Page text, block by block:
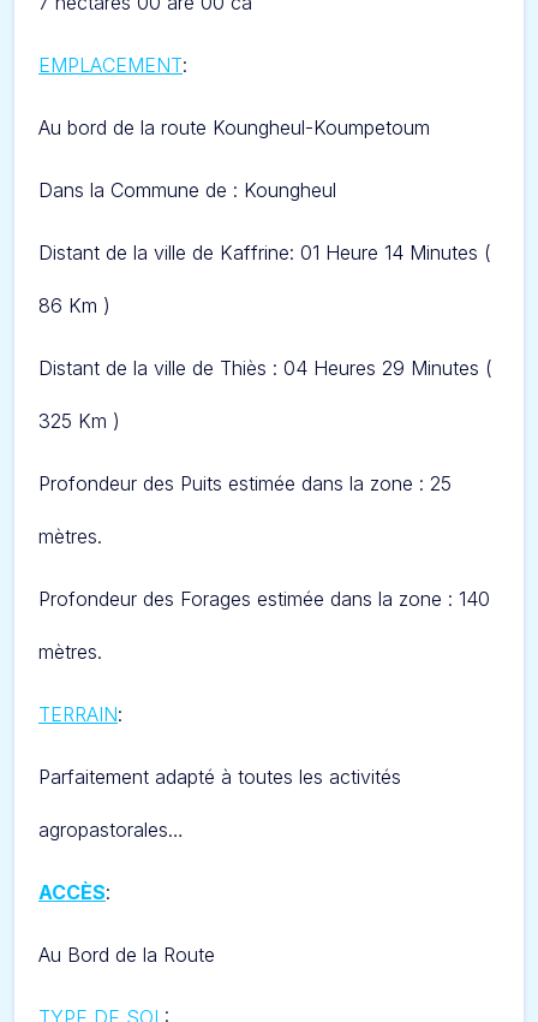
EMPLACEMENT:
Au bord de la route Koungheul-Koumpetoum
Dans la Commune de : Koungheul
Distant de la ville de Kaffrine: 01 Heure 14 Minutes (
86 Km )
Distant de la ville de Thiès : 04 Heures 29 Minutes (
325 Km )
Profondeur des Puits estimée dans la zone : 25
mètres.
Profondeur des Forages estimée dans la zone : 140
mètres.
TERRAIN:
Parfaitement adapté à toutes les activités
agropastorales…
ACCÈS:
Au Bord de la Route
TYPE DE SOL: